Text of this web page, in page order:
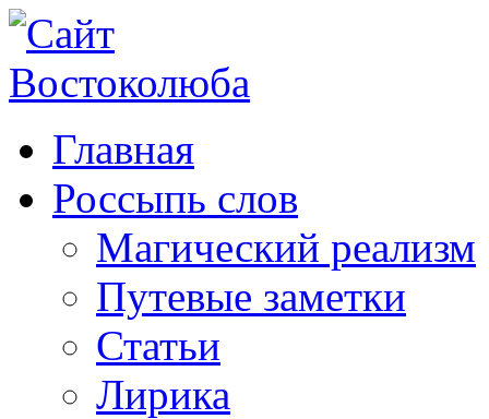
Главная
Россыпь слов
Магический реализм
Путевые заметки
Статьи
Лирика